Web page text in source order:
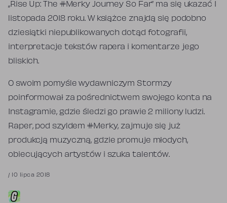
„Rise Up: The #Merky Journey So Far” ma się ukazać 1
listopada 2018 roku. W książce znajdą się podobno
dziesiątki niepublikowanych dotąd fotografii,
interpretacje tekstów rapera i komentarze jego
bliskich.
O swoim pomyśle wydawniczym Stormzy
poinformował za pośrednictwem swojego konta na
Instagramie, gdzie śledzi go prawie 2 miliony ludzi.
Raper, pod szyldem #Merky, zajmuje się już
produkcją muzyczną, gdzie promuje młodych,
obiecujących artystów i szuka talentów.
/ 10 lipca 2018